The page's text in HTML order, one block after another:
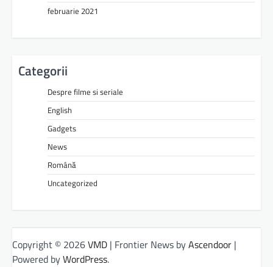
februarie 2021
Categorii
Despre filme si seriale
English
Gadgets
News
Română
Uncategorized
Copyright © 2026VMD | Frontier News byAscendoor |
Powered byWordPress.